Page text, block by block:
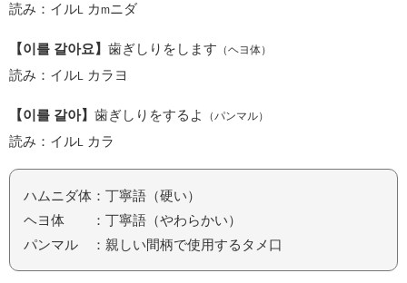
読み：イル カm ニダ
【이를 갈아요】 歯ぎしりをします （ヘヨ体）
読み：イル カラヨ
【이를 갈아】 歯ぎしりをするよ （パンマル）
読み：イル カラ
ハムニダ体：丁寧語（硬い）
ヘヨ体 ：丁寧語（やわらかい）
パンマル ：親しい間柄で使用するタメ口